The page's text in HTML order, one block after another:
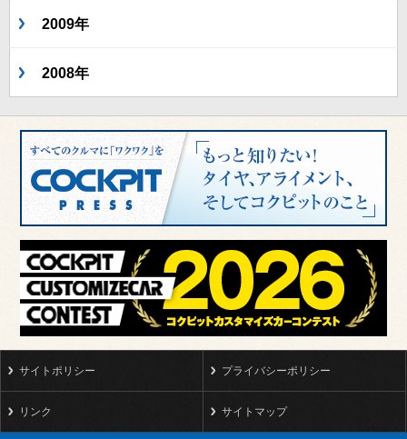
2009年
2008年
サイトポリシー プライバシーポリシー
リンク サイトマップ